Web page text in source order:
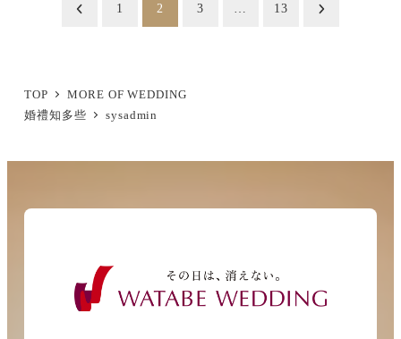
ペ
ー
ジ
り
1 2 3 13
TOP
MORE OF WEDDING
婚禮知多些
sysadmin